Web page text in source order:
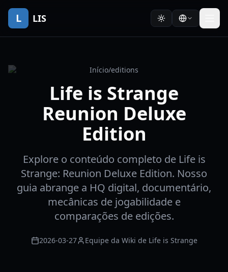
L LIS
Início/editions
Life is Strange
Reunion Deluxe
Edition
Explore o conteúdo completo de Life is
Strange: Reunion Deluxe Edition. Nosso
guia abrange a HQ digital, documentário,
mecânicas de jogabilidade e
comparações de edições.
2026-03-27 Equipe da Wiki de Life is Strange